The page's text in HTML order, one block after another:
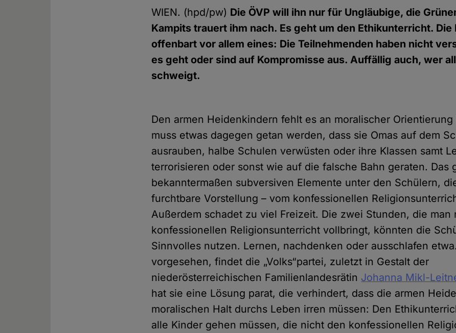
WIEN. (hpd/pw) Die ÖVP will ihn nur für Ungläubige, die
Kampits trauert ihm nach. Es geht um den Ethikunterricht. Die
offenbart vor allem eines: Die Teilnehmenden haben nicht
es geht oder sind auf Kompromisse aus. Auffällig auch, wer
schweigt.
Den armen Heidenkindern fehlt es an moralischer Orientierung
muss etwas dagegen getan werden, dass sie Omas auf dem
ausrauben, halbe Schulen verwüsten oder ihre Klassen samt
terrorisieren oder sonst wie auf die falsche Bahn geraten. Das
bekanntermaßen subversiven Elemente unter den Schülern,
furchtbare Vorstellung – vom konfessionellen
Außerdem schadet zu viel Freizeit. Die zwei Stunden, die man
konfessionellen Religionsunterricht vollbringt, könnten die
Sinnvolles nutzen. Lernen, nachdenken oder ausschlafen
vorgesehen, findet die „Volks“partei, zuletzt in Gestalt der
niederösterreichischen Familienlandesrätin Johanna Mikl-
hat sie eine Lösung parat, die verhindert, dass die armen
moralischen Halt durchs Leben irren müssen: Den
alle Kinder gehen müssen, die nicht den konfessionellen